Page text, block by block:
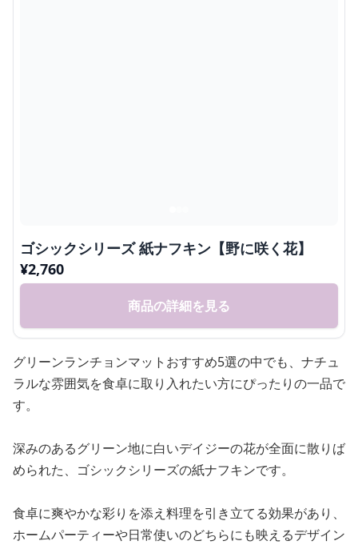
ゴシックシリーズ 紙ナフキン【野に咲く花】
¥2,760
商品の詳細を見る
グリーンランチョンマットおすすめ5選の中でも、ナチュ
ラルな雰囲気を食卓に取り入れたい方にぴったりの一品で
す。
深みのあるグリーン地に白いデイジーの花が全面に散りば
められた、ゴシックシリーズの紙ナフキンです。
食卓に爽やかな彩りを添え料理を引き立てる効果があり、
ホームパーティーや日常使いのどちらにも映えるデザイン